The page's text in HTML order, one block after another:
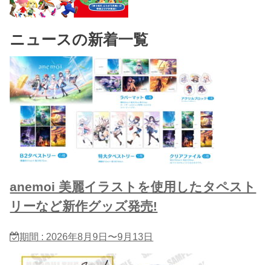
ニュースの新着一覧
anemoi 美麗イラストを使用したタペスト
リーなど新作グッズ発売!
期間 : 2026年8月9日〜9月13日